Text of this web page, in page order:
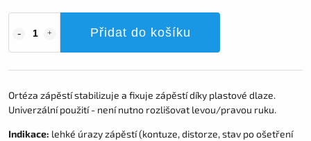
Přidat do košíku
Ortéza zápěstí stabilizuje a fixuje zápěstí díky plastové dlaze.
Univerzální použití - není nutno rozlišovat levou/pravou ruku.
Indikace: lehké úrazy zápěstí (kontuze, distorze, stav po ošetření